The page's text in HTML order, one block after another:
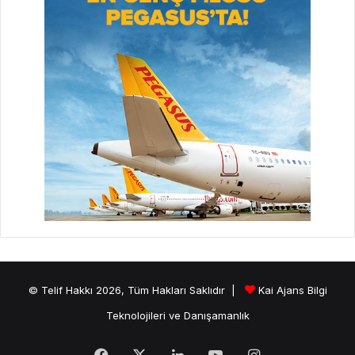
© Telif Hakkı 2026, Tüm Hakları Saklıdır |
Kai Ajans Bilgi
Teknolojileri ve Danışamanlık